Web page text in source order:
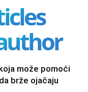
može pomoći
brže ojačaju